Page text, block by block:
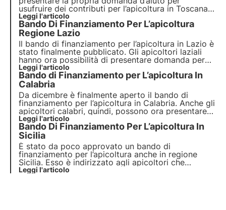
usufruire dei contributi per l’apicoltura in Toscana.
Possono fare richiesta gli apicoltori e si ha tempo
fino al 24 dicembre 2021.
Leggi l'articolo
Bando Di Finanziamento Per L’apicoltura
Regione Lazio
Il bando di finanziamento per l’apicoltura in Lazio è
stato finalmente pubblicato. Gli apicoltori laziali
hanno ora possibilità di presentare domanda per
Leggi l'articolo
Bando di Finanziamento per L’apicoltura In
Calabria
Da dicembre è finalmente aperto il bando di
finanziamento per l’apicoltura in Calabria. Anche gli
apicoltori calabri, quindi, possono ora presentare
domanda per la loro attività apistica. Il nuovo
bando è stato approvato nell’ottica di migliorare la
valorizzazione dell'apicoltura.
Leggi l'articolo
Bando Di Finanziamento Per L’apicoltura In
Sicilia
È stato da poco approvato un bando di
finanziamento per l’apicoltura anche in regione
Sicilia. Esso è indirizzato agli apicoltori che
intendono incrementare la propria produzione e
Leggi l'articolo